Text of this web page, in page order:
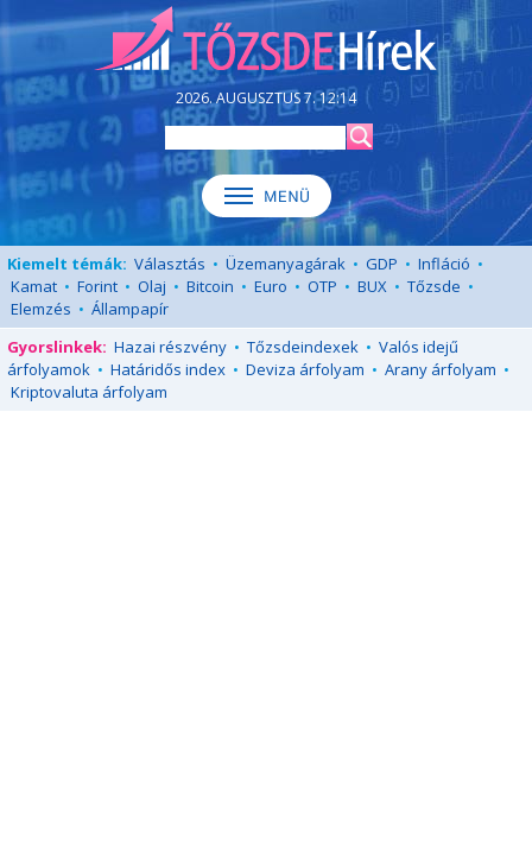
2026. AUGUSZTUS 7. 12:14
Kiemelt témák: Választás • Üzemanyagárak • GDP • Infláció •
Kamat • Forint • Olaj • Bitcoin • Euro • OTP • BUX • Tőzsde •
Elemzés • Állampapír
Gyorslinkek: Hazai részvény • Tőzsdeindexek • Valós idejű
árfolyamok • Határidős index • Deviza árfolyam • Arany árfolyam •
Kriptovaluta árfolyam